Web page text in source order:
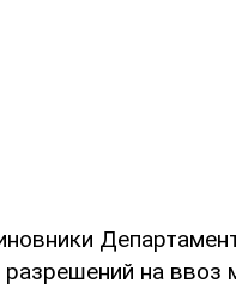
на ввоз